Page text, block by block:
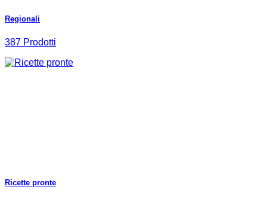
Regionali
387 Prodotti
Ricette pronte